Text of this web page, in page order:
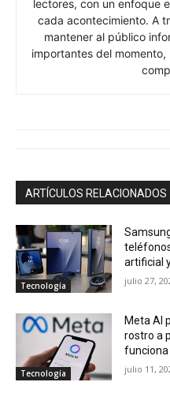
lectores, con un enfoque
cada acontecimiento. A
mantener al público
importantes del
ARTÍCULOS RELACIONADOS
Tecnología
artificial
julio 27,
Tecnología
Meta AI
rostro a
funciona
julio 11,